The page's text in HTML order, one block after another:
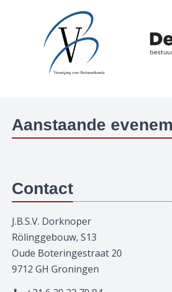
Aanstaande
Contact
J.B.S.V. Dorknoper
Rölinggebouw, S13
Oude Boteringestraat 20
9712 GH Groningen